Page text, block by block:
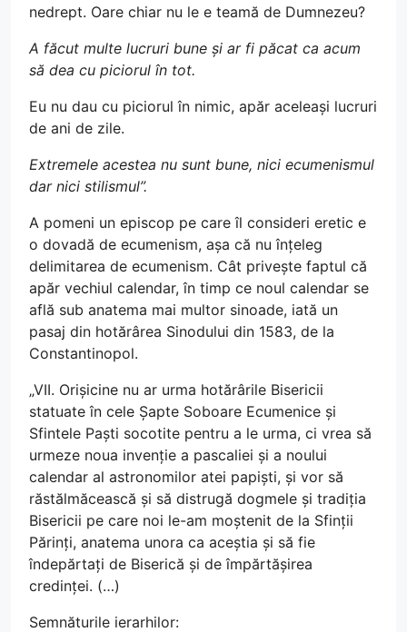
nedrept. Oare chiar nu le e teamă de Dumnezeu?
A făcut multe lucruri bune și ar fi păcat ca acum
să dea cu piciorul în tot.
Eu nu dau cu piciorul în nimic, apăr aceleași lucruri
de ani de zile.
Extremele acestea nu sunt bune, nici ecumenismul
dar nici stilismul”.
A pomeni un episcop pe care îl consideri eretic e
o dovadă de ecumenism, așa că nu înțeleg
delimitarea de ecumenism. Cât privește faptul că
apăr vechiul calendar, în timp ce noul calendar se
află sub anatema mai multor sinoade, iată un
pasaj din hotărârea Sinodului din 1583, de la
Constantinopol.
„VII. Orișicine nu ar urma hotărârile Bisericii
statuate în cele Șapte Soboare Ecumenice și
Sfintele Paști socotite pentru a le urma, ci vrea să
urmeze noua invenție a pascaliei și a noului
calendar al astronomilor atei papiști, și vor să
răstălmăcească și să distrugă dogmele și tradiția
Bisericii pe care noi le-am moștenit de la Sfinții
Părinți, anatema unora ca aceștia și să fie
îndepărtați de Biserică și de împărtășirea
credinței. (…)
Semnăturile ierarhilor: